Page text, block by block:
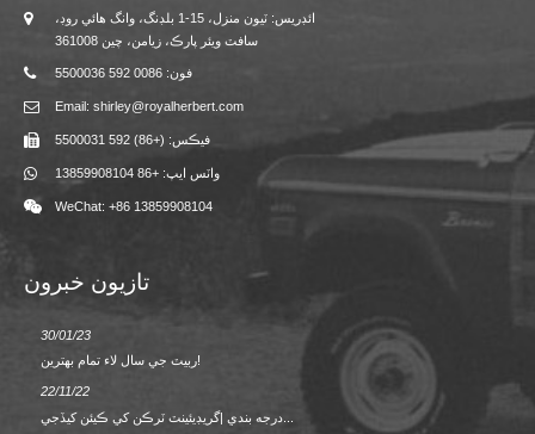
ائڊريس: ٽيون منزل، 15-1 بلڊنگ، وانگ هائي روڊ،
سافٽ ويئر پارڪ، زيامن، چين 361008
فون: 0086 592 5500036
Email: shirley@royalherbert.com
فيڪس: (+86) 592 5500031
واٽس ايپ: +86 13859908104
WeChat: +86 13859908104
تازيون خبرون
30/01/23
ربيٽ جي سال لاء تمام بهترين!
22/11/22
02/09/